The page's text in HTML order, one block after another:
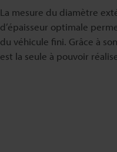
La mesure du diamètre
d’épaisseur optimale
du véhicule fini. Grâce à
est la seule à pouvoir